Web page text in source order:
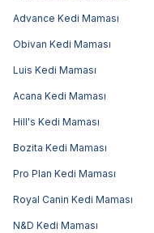
Advance Kedi Maması
Obivan Kedi Maması
Luis Kedi Maması
Acana Kedi Maması
Hill's Kedi Maması
Bozita Kedi Maması
Pro Plan Kedi Maması
Royal Canin Kedi Maması
N&D Kedi Maması